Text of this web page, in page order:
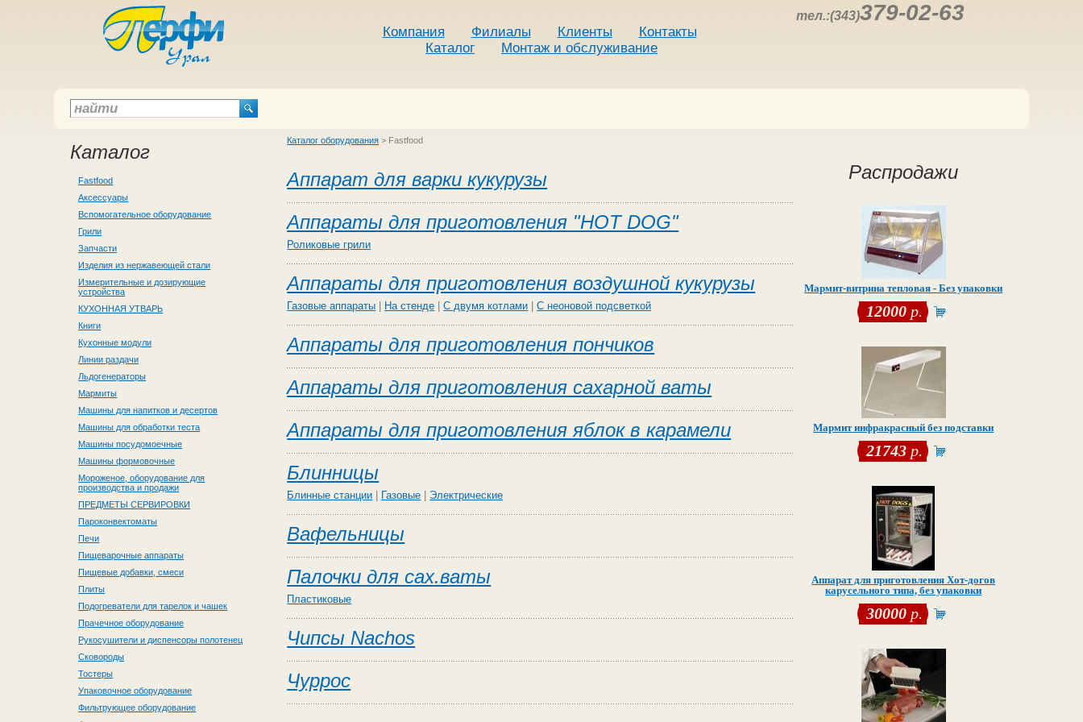
тел.:(343)379-02-63
Компания Филиалы Клиенты
Контакты
Каталог
Монтаж и обслуживание
Каталог
Fastfood
Аксессуары
Вспомогательное оборудование
Грили
Запчасти
Изделия из нержавеющей стали
Измерительные и дозирующие
устройства
КУХОННАЯ УТВАРЬ
Книги
Кухонные модули
Линии раздачи
Льдогенераторы
Мармиты
Машины для напитков и десертов
Машины для обработки теста
Машины посудомоечные
Машины формовочные
Мороженое, оборудование для
производства и продажи
ПРЕДМЕТЫ СЕРВИРОВКИ
Пароконвектоматы
Печи
Пищеварочные аппараты
Пищевые добавки, смеси
Плиты
Подогреватели для тарелок и чашек
Прачечное оборудование
Рукосушители и диспенсоры полотенец
Сковороды
Тостеры
Упаковочное оборудование
Фильтрующее оборудование
Каталог оборудования > Fastfood
Аппарат для варки кукурузы
Аппараты для приготовления "HOT DOG"
Роликовые грили
Аппараты для приготовления воздушной кукурузы
Газовые аппараты На стенде |С двумя котлами |С неоновой подсветкой
Аппараты для приготовления пончиков
Аппараты для приготовления сахарной ваты
Аппараты для приготовления яблок в карамели
Блинницы
Блинные станции Газовые Электрические
Вафельницы
Палочки для сах.ваты
Пластиковые
Чипсы Nachos
Чуррос
Распродажи
Мармит-витрина тепловая - Без упаковки
12000 р.
Мармит инфракрасный без подставки
21743 р.
Аппарат для приготовления Хот-догов
карусельного типа, без упаковки
30000 р.